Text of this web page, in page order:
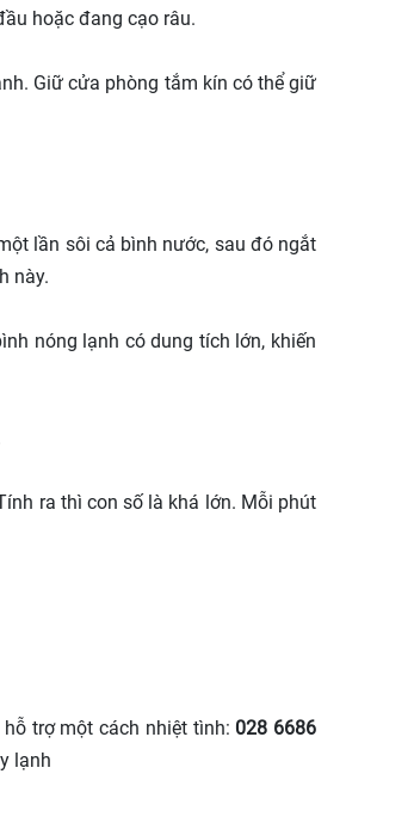
hoặc đang cạo râu.
Giữ cửa phòng tắm kín có thể giữ
lần sôi cả bình nước, sau đó ngắt
này.
nóng lạnh có dung tích lớn, khiến
ra thì con số là khá lớn. Mỗi phút
trợ một cách nhiệt tình: 028 6686
lạnh